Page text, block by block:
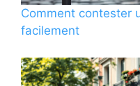
Comment contester
facilement